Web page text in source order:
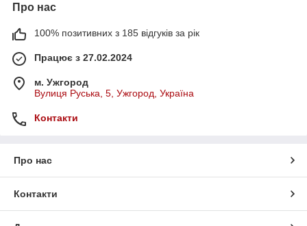
Про нас
100% позитивних з 185 відгуків за рік
Працює з 27.02.2024
м. Ужгород
Вулиця Руська, 5, Ужгород, Україна
Контакти
Про нас
Контакти